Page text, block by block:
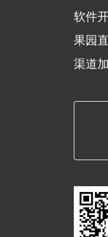
软件
果园
渠道